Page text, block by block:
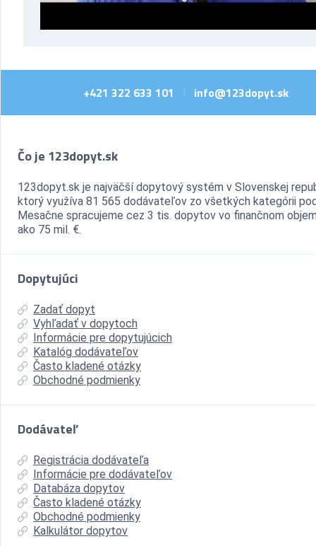
+421 322 633 101 info@123dopyt.sk
Čo je 123dopyt.sk
123dopyt.sk je najväčší dopytový systém v Slovenskej
ktorý využíva 81 565 dodávateľov zo všetkých kategórii
Mesačne spracujeme cez 3 tis. dopytov vo finančnom
ako 75 mil. €.
Dopytujúci
Zadať dopyt
Vyhľadať v dopytoch
Informácie pre dopytujúcich
Katalóg dodávateľov
Často kladené otázky
Obchodné podmienky
Dodávateľ
Registrácia dodávateľa
Informácie pre dodávateľov
Databáza dopytov
Často kladené otázky
Obchodné podmienky
Kalkulátor dopytov